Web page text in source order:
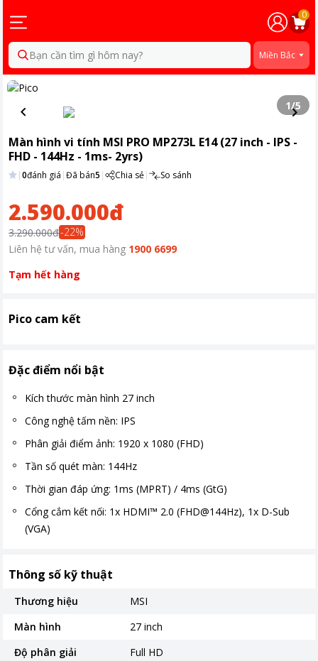
0
Bạn cần tìm gì hôm nay? Miền Bắc
1/5
Màn hình vi tính MSI PRO MP273L E14 (27 inch - IPS -
FHD - 144Hz - 1ms- 2yrs)
|0đánh giá |Đã bán5 | Chia sẻ| So sánh
2.590.000đ
3.290.000đ-22%
Liên hệ tư vấn, mua hàng 1900 6699
Tạm hết hàng
Pico cam kết
Đặc điểm nổi bật
Kích thước màn hình 27 inch
Công nghệ tấm nền: IPS
Phân giải điểm ảnh: 1920 x 1080 (FHD)
Tần số quét màn: 144Hz
Thời gian đáp ứng: 1ms (MPRT) / 4ms (GtG)
Cổng cắm kết nối: 1x HDMI™ 2.0 (FHD@144Hz), 1x D-Sub
(VGA)
Thông số kỹ thuật
Thương hiệu
MSI
Màn hình
27 inch
Độ phân giải
Full HD